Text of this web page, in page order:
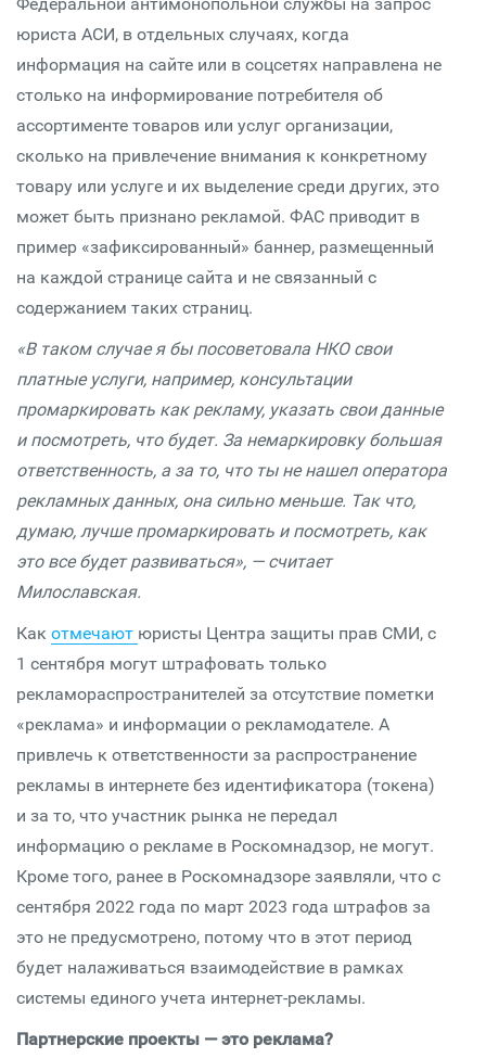
юриста АСИ, в отдельных случаях, когда
информация на сайте или в соцсетях направлена не
столько на информирование потребителя об
ассортименте товаров или услуг организации,
сколько на привлечение внимания к конкретному
товару или услуге и их выделение среди других, это
может быть признано рекламой. ФАС приводит в
пример «зафиксированный» баннер, размещенный
на каждой странице сайта и не связанный с
содержанием таких страниц.
«В таком случае я бы посоветовала НКО свои
платные услуги, например, консультации
промаркировать как рекламу, указать свои данные
и посмотреть, что будет. За немаркировку большая
ответственность, а за то, что ты не нашел оператора
рекламных данных, она сильно меньше. Так что,
думаю, лучше промаркировать и посмотреть, как
это все будет развиваться», — считает
Милославская.
Как отмечают юристы Центра защиты прав СМИ, с
1 сентября могут штрафовать только
рекламораспространителей за отсутствие пометки
«реклама» и информации о рекламодателе. А
привлечь к ответственности за распространение
рекламы в интернете без идентификатора (токена)
и за то, что участник рынка не передал
информацию о рекламе в Роскомнадзор, не могут.
Кроме того, ранее в Роскомнадзоре заявляли, что с
сентября 2022 года по март 2023 года штрафов за
это не предусмотрено, потому что в этот период
будет налаживаться взаимодействие в рамках
системы единого учета интернет-рекламы.
Партнерские проекты — это реклама?